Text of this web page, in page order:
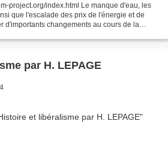
project.org/index.html Le manque d'eau, les
que l'escalade des prix de l'énergie et de
d'importants changements au cours de la
par H. LEPAGE